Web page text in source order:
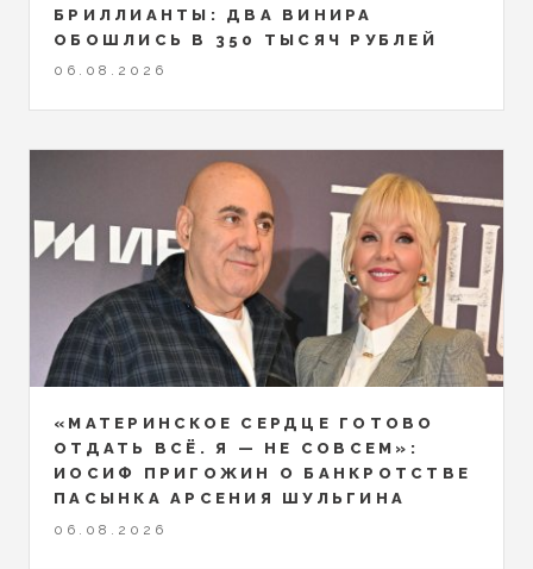
БРИЛЛИАНТЫ: ДВА ВИНИРА
ОБОШЛИСЬ В 350 ТЫСЯЧ РУБЛЕЙ
06.08.2026
«МАТЕРИНСКОЕ СЕРДЦЕ ГОТОВО
ОТДАТЬ ВСЁ. Я — НЕ СОВСЕМ»:
ИОСИФ ПРИГОЖИН О БАНКРОТСТВЕ
ПАСЫНКА АРСЕНИЯ ШУЛЬГИНА
06.08.2026